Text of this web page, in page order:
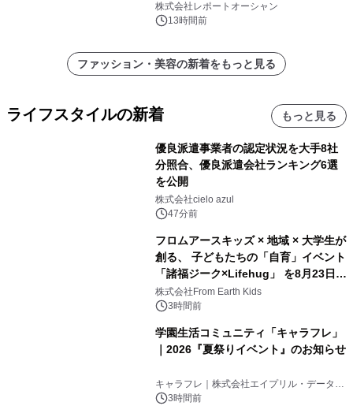
代ヘルスケア投資を加速
株式会社レポートオーシャン
13時間前
ファッション・美容の新着をもっと見る
ライフスタイルの新着 もっと見る
優良派遣事業者の認定状況を大手8社
分照合、優良派遣会社ランキング6選
を公開
株式会社cielo azul
47分前
フロムアースキッズ × 地域 × 大学生が
創る、 子どもたちの「自育」イベント
「諸福ジーク×Lifehug」 を8月23日
(日)開催
株式会社From Earth Kids
3時間前
学園生活コミュニティ「キャラフレ」
｜2026『夏祭りイベント』のお知らせ
キャラフレ｜株式会社エイプリル・データ・
デザインズ
3時間前